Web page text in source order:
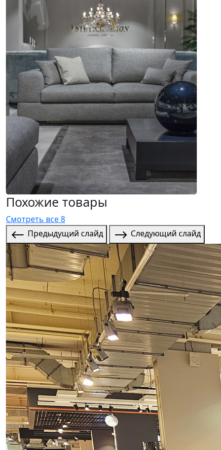
Похожие товары
Смотреть все 8
Предыдущий слайд
Следующий слайд